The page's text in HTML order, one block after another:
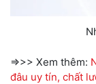
=>>> Xem thêm:
đâu uy tín, chất